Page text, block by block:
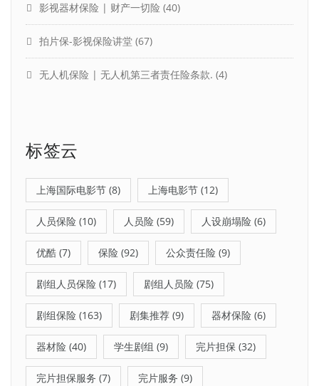
影视器材保险 | 财产一切险 (40)
拍片保-影视保险讲堂 (67)
无人机保险 | 无人机第三者责任险条款. (4)
标签云
上海国际电影节 (8) 上海电影节 (12)
人员保险 (10) 人员险 (59) 人设崩塌险 (6)
优酷 (7) 保险 (92) 公众责任险 (9)
剧组人员保险 (17) 剧组人员险 (75)
剧组保险 (163) 剧集推荐 (9) 器材保险 (6)
器材险 (40) 学生剧组 (9) 完片担保 (32)
完片担保服务 (7) 完片服务 (9)